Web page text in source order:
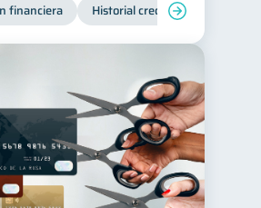
financiera Historial crediticio